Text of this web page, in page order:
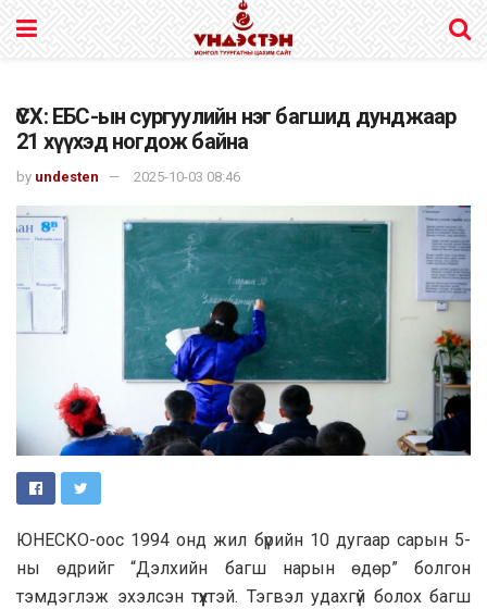
ҮСХ: ЕБС-ын сургуулийн нэг багшид дунджаар
21 хүүхэд ногдож байна
by undesten 2025-10-03 08:46
ЮНЕСКО-оос 1994 онд жил бүрийн 10 дугаар сарын 5-
ны өдрийг “Дэлхийн багш нарын өдөр” болгон
тэмдэглэж эхэлсэн түүхтэй. Тэгвэл удахгүй болох багш